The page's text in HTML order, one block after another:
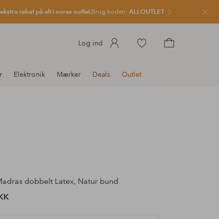
rabat på alt i vores outlet.Brug koden: ALLOUTLET Luk
Log ind
Gå
produkter
Elektronik Mærker Deals Outlet
dobbelt Latex, Natur bund